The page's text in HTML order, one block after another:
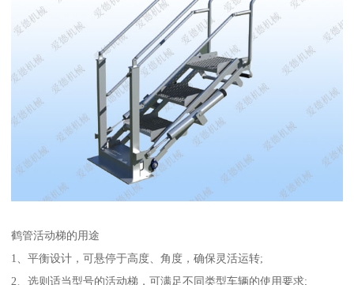
鹤管活动梯的用途
1、平衡设计，可悬停于高度、角度，确保灵活运转;
2、选则适当型号的活动梯，可满足不同类型车辆的使用要求;